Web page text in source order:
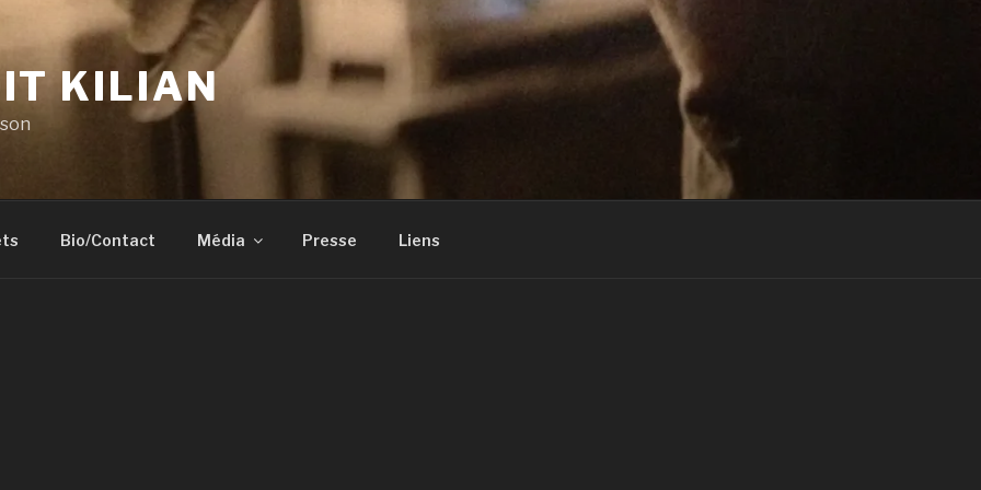
KILIAN
Bio/Contact Média Presse Liens